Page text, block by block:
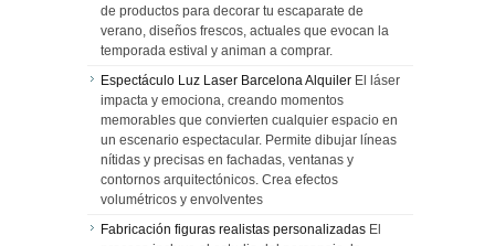
de productos para decorar tu escaparate de
verano, diseños frescos, actuales que evocan la
temporada estival y animan a comprar.
Espectáculo Luz Laser Barcelona Alquiler El láser
impacta y emociona, creando momentos
memorables que convierten cualquier espacio en
un escenario espectacular. Permite dibujar líneas
nítidas y precisas en fachadas, ventanas y
contornos arquitectónicos. Crea efectos
volumétricos y envolventes
Fabricación figuras realistas personalizadas El